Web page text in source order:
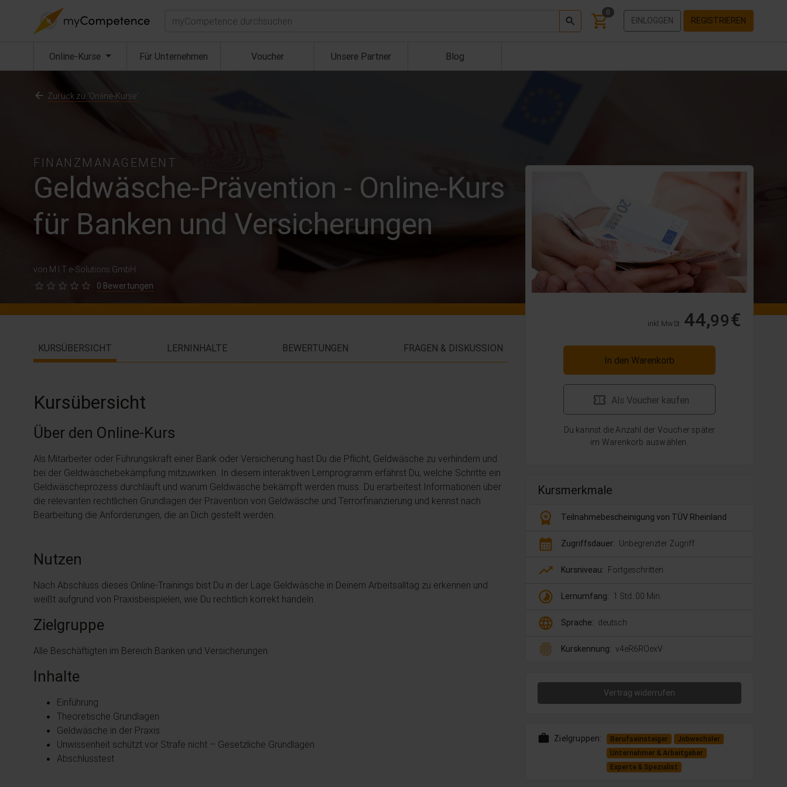
Suchen 0
EINLOGGEN REGISTRIEREN
Online-Kurse (aktuell) Für Unternehmen Voucher Unsere Partner Blog
FINANZMANAGEMENT
Geldwäsche-Prävention - Online-Kurs
für Banken und Versicherungen
von M.I.T e-Solutions GmbH
0 Bewertungen
Zurück zu 'Online-Kurse'
inkl. MwSt. 44,99€
In den Warenkorb
Als Voucher kaufen
Du kannst die Anzahl der Voucher später
im Warenkorb auswählen.
Kursmerkmale
workspace_premium Teilnahmebescheinigung von TÜV Rheinland
calendar_month Zugriffsdauer: Unbegrenzter Zugriff
trending_up Kursniveau: Fortgeschritten
timelapse Lernumfang: 1 Std. 00 Min.
language Sprache: deutsch
fingerprint Kurskennung: v4eR6ROexV
Vertrag widerrufen
work Zielgruppen: Berufseinsteiger
Jobwechsler
Unternehmer & Arbeitgeber
Experte & Spezialist
KURSÜBERSICHT LERNINHALTE BEWERTUNGEN FRAGEN & DISKUSSION
Kursübersicht
Über den Online-Kurs
Als Mitarbeiter oder Führungskraft einer Bank oder Versicherung hast Du die Pflicht, Geldwäsche zu verhindern und
bei der Geldwäschebekämpfung mitzuwirken. In diesem interaktiven Lernprogramm erfährst Du, welche Schritte ein
Geldwäscheprozess durchläuft und warum Geldwäsche bekämpft werden muss. Du erarbeitest Informationen über
die relevanten rechtlichen Grundlagen der Prävention von Geldwäsche und Terrorfinanzierung und kennst nach
Bearbeitung die Anforderungen, die an Dich gestellt werden.
Nutzen
Nach Abschluss dieses Online-Trainings bist Du in der Lage Geldwäsche in Deinem Arbeitsalltag zu erkennen und
weißt aufgrund von Praxisbeispielen, wie Du rechtlich korrekt handeln.
Zielgruppe
Alle Beschäftigten im Bereich Banken und Versicherungen.
Inhalte
Einführung
Theoretische Grundlagen
Geldwäsche in der Praxis
Unwissenheit schützt vor Strafe nicht – Gesetzliche Grundlagen
Abschlusstest